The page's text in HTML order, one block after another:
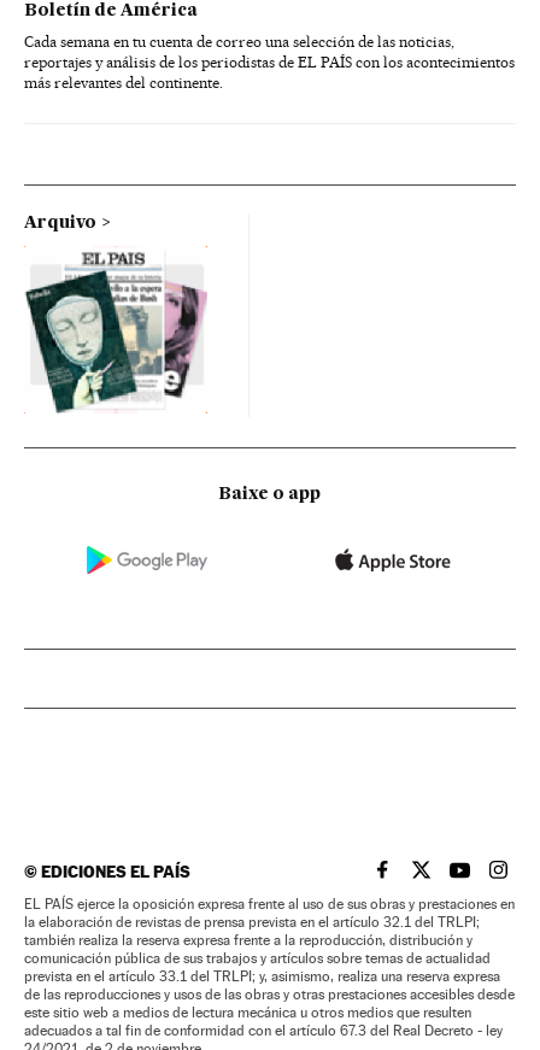
Boletín de América
Cada semana en tu cuenta de correo una selección de las noticias,
reportajes y análisis de los periodistas de EL PAÍS con los acontecimientos
más relevantes del continente.
Arquivo
Baixe o app
©EDICIONES EL PAÍS EL PAÍS BRASIL EN
EL PAÍSEL PAÍS
EL
EL PAÍS ejerce la oposición expresa frente al uso de sus obras y prestaciones en
la elaboración de revistas de prensa prevista en el artículo 32.1 del TRLPI;
también realiza la reserva expresa frente a la reproducción, distribución y
comunicación pública de sus trabajos y artículos sobre temas de actualidad
prevista en el artículo 33.1 del TRLPI; y, asimismo, realiza una reserva expresa
de las reproducciones y usos de las obras y otras prestaciones accesibles desde
este sitio web a medios de lectura mecánica u otros medios que resulten
adecuados a tal fin de conformidad con el artículo 67.3 del Real Decreto - ley